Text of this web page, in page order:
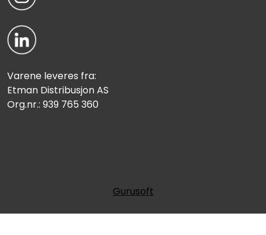
Varene leveres fra:
Etman Distribusjon AS
Org.nr.: 939 765 360
Gurusoft